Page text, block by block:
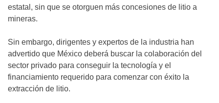
estatal, sin que se otorguen más concesiones de litio a
mineras.
Sin embargo, dirigentes y expertos de la industria han
advertido que México deberá buscar la colaboración del
sector privado para conseguir la tecnología y el
financiamiento requerido para comenzar con éxito la
extracción de litio.